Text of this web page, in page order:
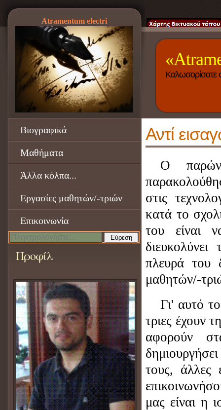
Atramentum electri
Βιογραφικά
Μαθήματα
Άλλα κόλπα...
Εργασίες μαθητών/-τριών
Επικοινωνία
Εύρεση
Προφίλ
Καλωσορίσατε
Αντί
Ο παρών
στις
κατά το
του είναι
πλευρά του
μαθητών/-
Γι' αυτό
τριες έχουν
αφορούν
τους, άλλες
μας είναι η